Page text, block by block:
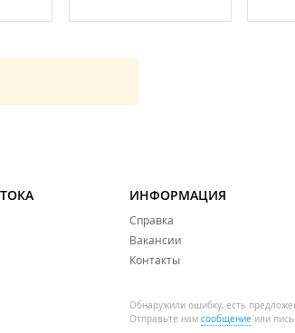
ИНФОРМАЦИЯ
Справка
Вакансии
Контакты
Обнаружили ошибку, есть
Отправьте нам сообщение или